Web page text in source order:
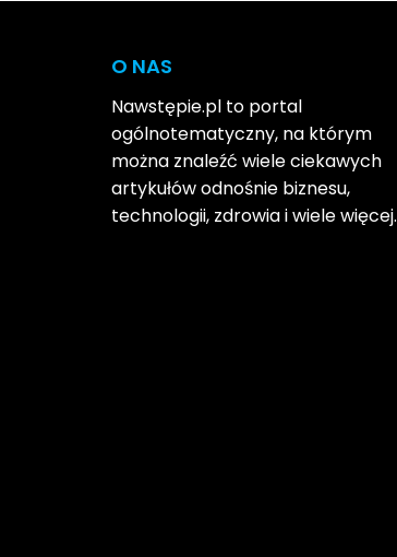
O NAS
Nawstępie.pl to portal
ogólnotematyczny, na którym
można znaleźć wiele ciekawych
artykułów odnośnie biznesu,
technologii, zdrowia i wiele więcej.